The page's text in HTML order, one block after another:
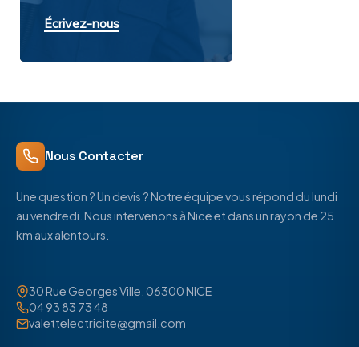
Écrivez-nous
Nous Contacter
Une question ? Un devis ? Notre équipe vous répond du lundi
au vendredi. Nous intervenons à Nice et dans un rayon de 25
km aux alentours.
30 Rue Georges Ville, 06300 NICE
04 93 83 73 48
valettelectricite@gmail.com